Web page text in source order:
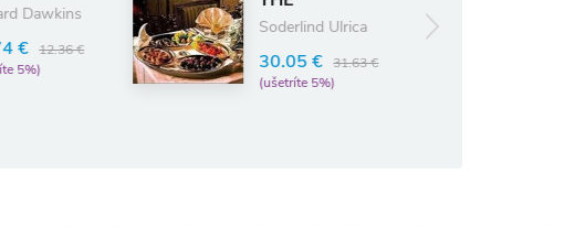
Soderlind Ulrica
30.05 € 31.63 €
(ušetríte 5%)
Michio Kaku
13.21 €